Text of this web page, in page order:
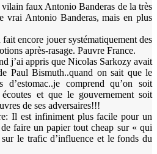
faux Antonio Banderas de la très
vrai Antonio Banderas, mais en plus
encore jouer systématiquement des
après-rasage. Pauvre France.
j’ai appris que Nicolas Sarkozy avait
Paul Bismuth..quand on sait que le
comprend qu’on soit
écoutes et que le gouvernement soit
de ses adversaires!!!
Il est infiniment plus facile pour un
faire un papier tout cheap sur « qui
le trafic d’influence et le fonds du